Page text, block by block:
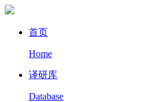
首页
Home
译研库
Database